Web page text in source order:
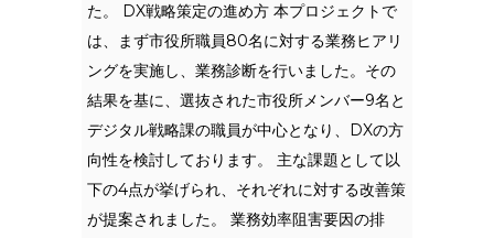
た。 DX戦略策定の進め方 本プロジェクトで
は、まず市役所職員80名に対する業務ヒアリ
ングを実施し、業務診断を行いました。その
結果を基に、選抜された市役所メンバー9名と
デジタル戦略課の職員が中心となり、DXの方
向性を検討しております。 主な課題として以
下の4点が挙げられ、それぞれに対する改善策
が提案されました。 業務効率阻害要因の排